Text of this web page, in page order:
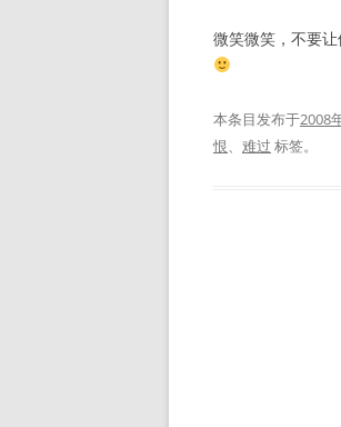
微笑微笑，不要让
本条目发布于2008
恨、 难过 标签。